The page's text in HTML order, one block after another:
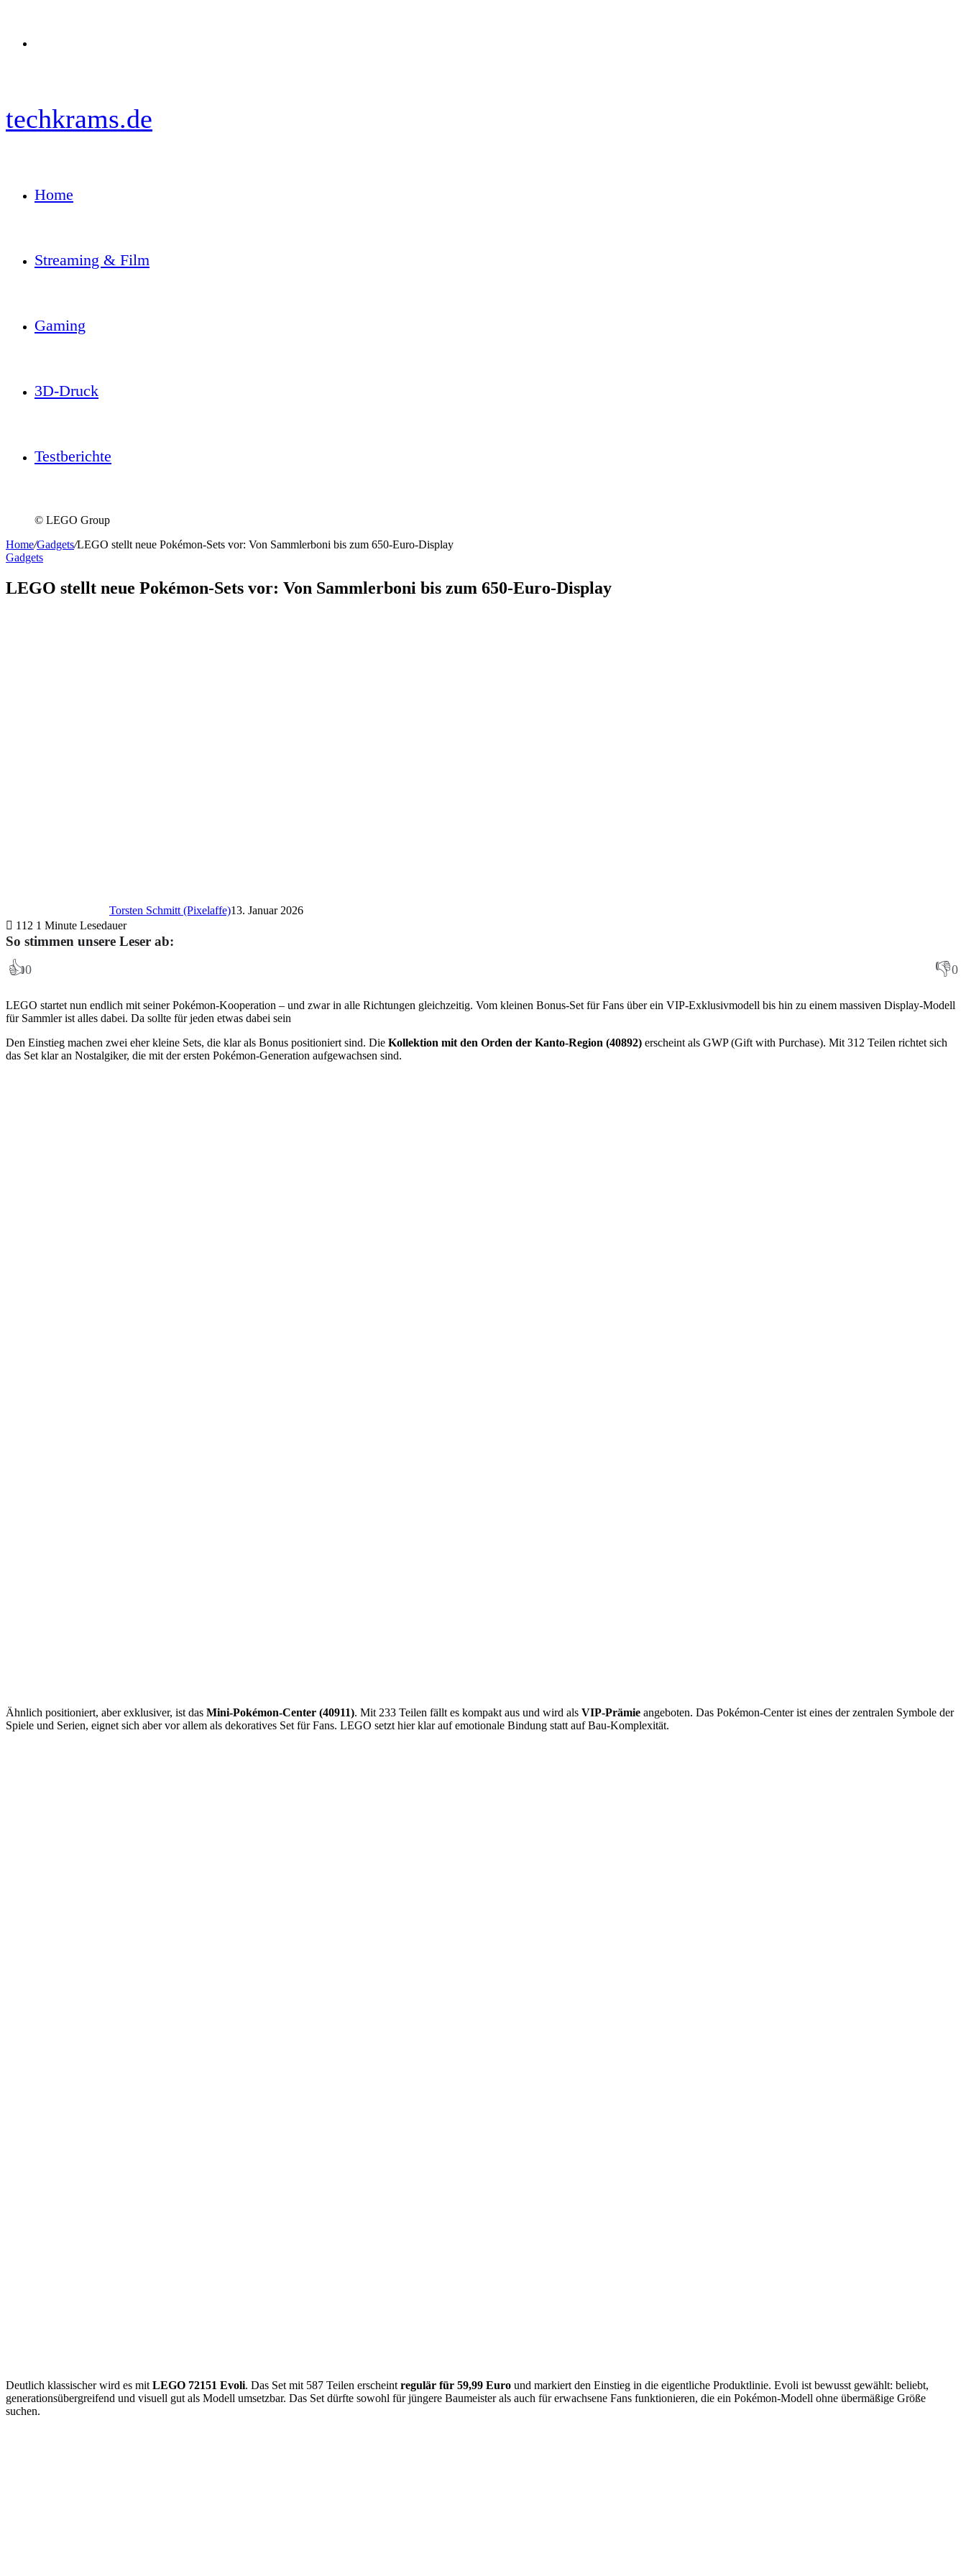
techkrams.de
Home
Streaming & Film
Gaming
3D-Druck
Testberichte
© LEGO Group
Home/Gadgets/LEGO stellt neue Pokémon-Sets vor: Von Sammlerboni bis zum 650-Euro-Display
Gadgets
LEGO stellt neue Pokémon-Sets vor: Von Sammlerboni bis zum 650-Euro-Display
Torsten Schmitt (Pixelaffe)13. Januar 2026
112 1 Minute Lesedauer
So stimmen unsere Leser ab:
👍0 👎0
LEGO startet nun endlich mit seiner Pokémon-Kooperation – und zwar in alle Richtungen gleichzeitig. Vom kleinen Bonus-Set für Fans über ein VIP-Exklusivmodell bis hin zu einem massiven Display-Modell
für Sammler ist alles dabei. Da sollte für jeden etwas dabei sein
Den Einstieg machen zwei eher kleine Sets, die klar als Bonus positioniert sind. Die Kollektion mit den Orden der Kanto-Region (40892) erscheint als GWP (Gift with Purchase). Mit 312 Teilen richtet sich
das Set klar an Nostalgiker, die mit der ersten Pokémon-Generation aufgewachsen sind.
Ähnlich positioniert, aber exklusiver, ist das Mini-Pokémon-Center (40911). Mit 233 Teilen fällt es kompakt aus und wird als VIP-Prämie angeboten. Das Pokémon-Center ist eines der zentralen Symbole der
Spiele und Serien, eignet sich aber vor allem als dekoratives Set für Fans. LEGO setzt hier klar auf emotionale Bindung statt auf Bau-Komplexität.
Deutlich klassischer wird es mit LEGO 72151 Evoli. Das Set mit 587 Teilen erscheint regulär für 59,99 Euro und markiert den Einstieg in die eigentliche Produktlinie. Evoli ist bewusst gewählt: beliebt,
generationsübergreifend und visuell gut als Modell umsetzbar. Das Set dürfte sowohl für jüngere Baumeister als auch für erwachsene Fans funktionieren, die ein Pokémon-Modell ohne übermäßige Größe
suchen.